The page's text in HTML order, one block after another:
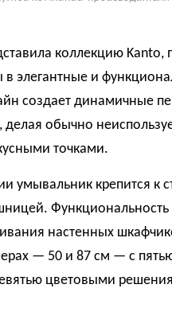
коллекцию
в элегантные и
создает динамичные
обычно
точками.
умывальник крепится к
Функциональность
настенных
— 50 и 87 см — с
цветовыми